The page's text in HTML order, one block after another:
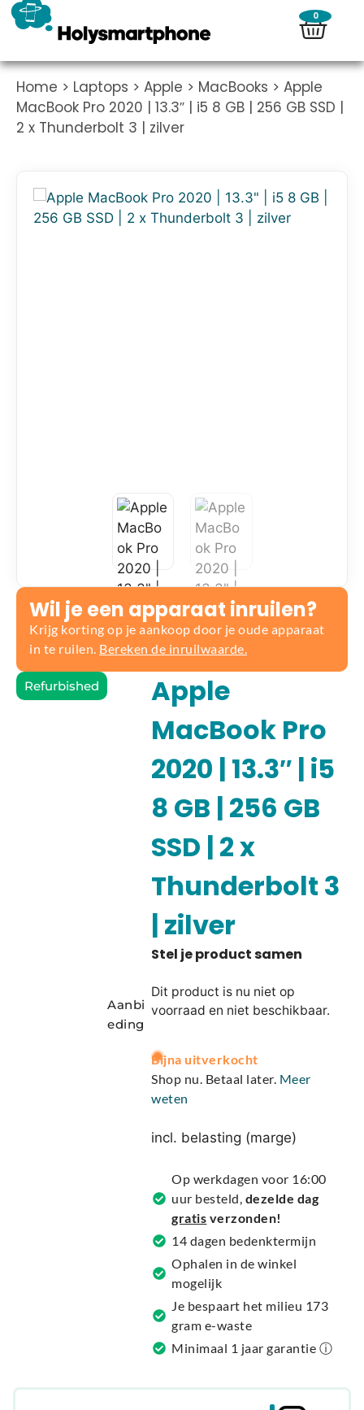
0
Home > Laptops > Apple > MacBooks > Apple
MacBook Pro 2020 | 13.3″ | i5 8 GB | 256 GB SSD |
2 x Thunderbolt 3 | zilver
Wil je een apparaat inruilen?
Krijg korting op je aankoop door je oude apparaat
in te ruilen. Bereken de inruilwaarde.
Refurbished
Aanbi
eding
Apple
MacBook Pro
2020 | 13.3″ | i5
8 GB | 256 GB
SSD | 2 x
Thunderbolt 3
| zilver
Dit product is nu niet op
voorraad en niet beschikbaar.
A
l
t
r
t
v
e
:
Bijna uitverkocht
Shop nu. Betaal later. Meer
weten
incl. belasting (marge)
Op werkdagen voor 16:00
uur besteld, dezelde dag
gratis verzonden!
14 dagen bedenktermijn
Ophalen in de winkel
mogelijk
Je bespaart het milieu 173
gram e-waste
Minimaal 1 jaar garantie ⓘ